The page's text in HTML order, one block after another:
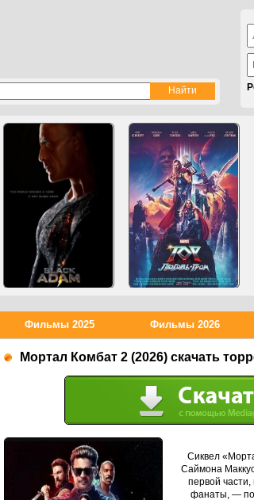
Мортал Комбат 2 (2026) скачать
Сиквел
Саймона
первой
фанаты, —
Фильмы 2025 Фильмы 2026